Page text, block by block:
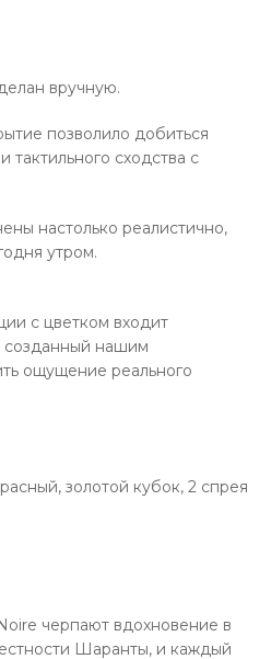
вручную.
позволило добиться
сходства с
настолько реалистично,
утром.
с цветком входит
нашим
ощущение реального
золотой кубок, 2 спрея
черпают вдохновение в
Шаранты, и каждый